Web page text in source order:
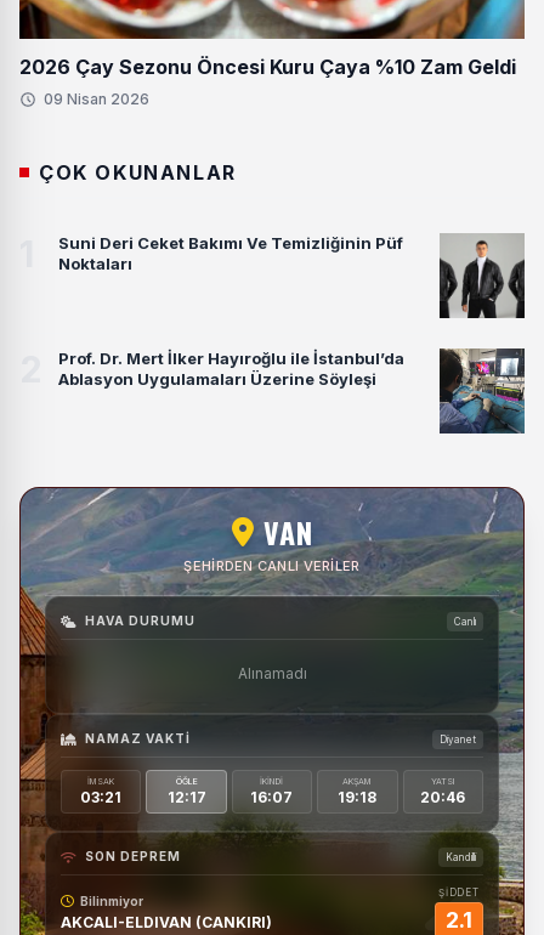
2026 Çay Sezonu Öncesi Kuru Çaya %10 Zam Geldi
09 Nisan 2026
ÇOK OKUNANLAR
Suni Deri Ceket Bakımı Ve Temizliğinin Püf
Noktaları
Prof. Dr. Mert İlker Hayıroğlu ile İstanbul’da
Ablasyon Uygulamaları Üzerine Söyleşi
VAN
ŞEHIRDEN CANLI VERILER
HAVA DURUMU Canlı
Alınamadı
NAMAZ VAKTI Diyanet
İMSAK
03:21
ÖĞLE
12:17
İKINDI
16:07
AKŞAM
19:18
YATSI
20:46
SON DEPREM Kandilli
Bilinmiyor
AKCALI-ELDIVAN (CANKIRI)
ŞİDDET
2.1